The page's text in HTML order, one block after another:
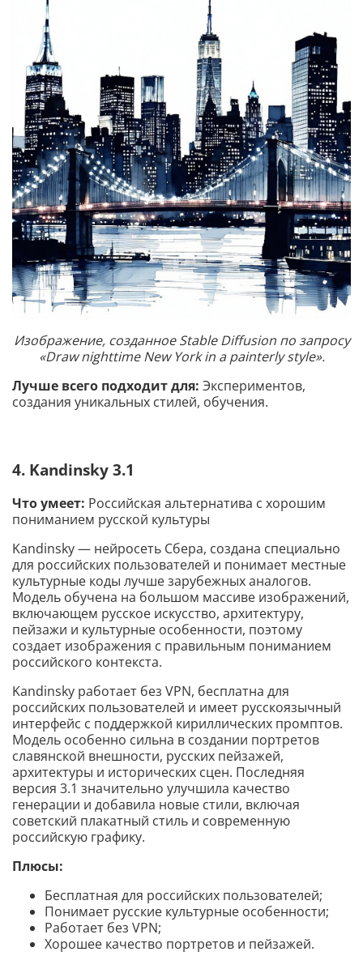
Изображение, созданное Stable Diffusion по запросу
«Draw nighttime New York in a painterly style».
Лучше всего подходит для: Экспериментов,
создания уникальных стилей, обучения.
4. Kandinsky 3.1
Что умеет: Российская альтернатива с хорошим
пониманием русской культуры
Kandinsky — нейросеть Сбера, создана специально
для российских пользователей и понимает местные
культурные коды лучше зарубежных аналогов.
Модель обучена на большом массиве изображений,
включающем русское искусство, архитектуру,
пейзажи и культурные особенности, поэтому
создает изображения с правильным пониманием
российского контекста.
Kandinsky работает без VPN, бесплатна для
российских пользователей и имеет русскоязычный
интерфейс с поддержкой кириллических промптов.
Модель особенно сильна в создании портретов
славянской внешности, русских пейзажей,
архитектуры и исторических сцен. Последняя
версия 3.1 значительно улучшила качество
генерации и добавила новые стили, включая
советский плакатный стиль и современную
российскую графику.
Плюсы:
Бесплатная для российских пользователей;
Понимает русские культурные особенности;
Работает без VPN;
Хорошее качество портретов и пейзажей.